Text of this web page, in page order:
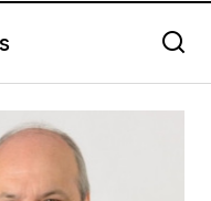
debes recordar